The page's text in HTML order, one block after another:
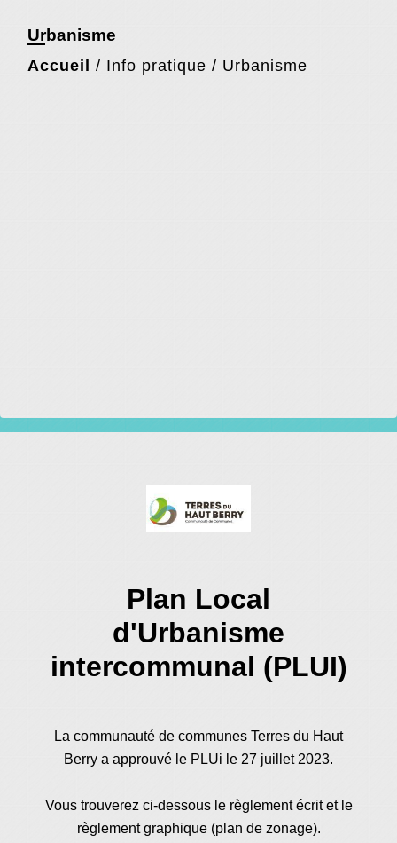
Urbanisme
Accueil / Info pratique / Urbanisme
Plan Local
d'Urbanisme
intercommunal (PLUI)
La communauté de communes Terres du Haut
Berry a approuvé le PLUi le 27 juillet 2023.
Vous trouverez ci-dessous le règlement écrit et le
règlement graphique (plan de zonage).